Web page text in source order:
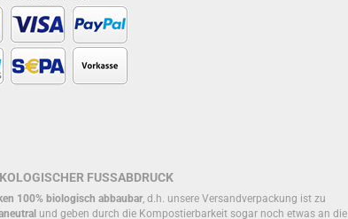
FUSSABDRUCK
100% biologisch abbaubar, d.h. unsere Versandverpackung ist zu
und geben durch die Kompostierbarkeit sogar noch etwas an die